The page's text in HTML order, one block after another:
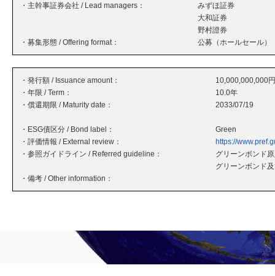
・主幹事証券会社 / Lead managers：
みずほ証券
大和証券
野村證券
・募集形態 / Offering format：
公募（ホールセール）
・発行額 / Issuance amount：
10,000,000,000円
・年限 / Term：
10.0年
・償還期限 / Maturity date：
2033/07/19
・ESG債区分 / Bond label：
Green
・評価情報 / External review：
https://
・参照ガイドライン / Referred guideline：
グリーンボンド
グリーンボンド
・備考 / Other information：